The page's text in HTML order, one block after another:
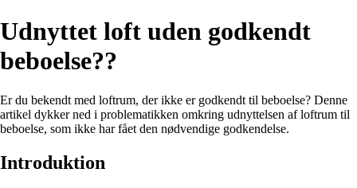
Udnyttet loft uden godkendt
beboelse??
Er du bekendt med loftrum, der ikke er godkendt til beboelse? Denne
artikel dykker ned i problematikken omkring udnyttelsen af loftrum til
beboelse, som ikke har fået den nødvendige godkendelse.
Introduktion